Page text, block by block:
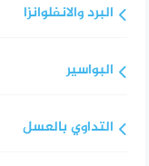
البرد والانفلوانزا
البواسير
التداوي بالعسل